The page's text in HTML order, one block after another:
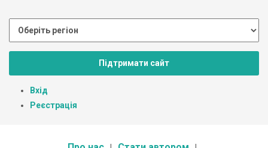
Підтримати сайт
Вхід
Реєстрація